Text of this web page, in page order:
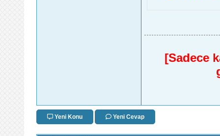
[Sadece
Yeni Konu Yeni Cevap